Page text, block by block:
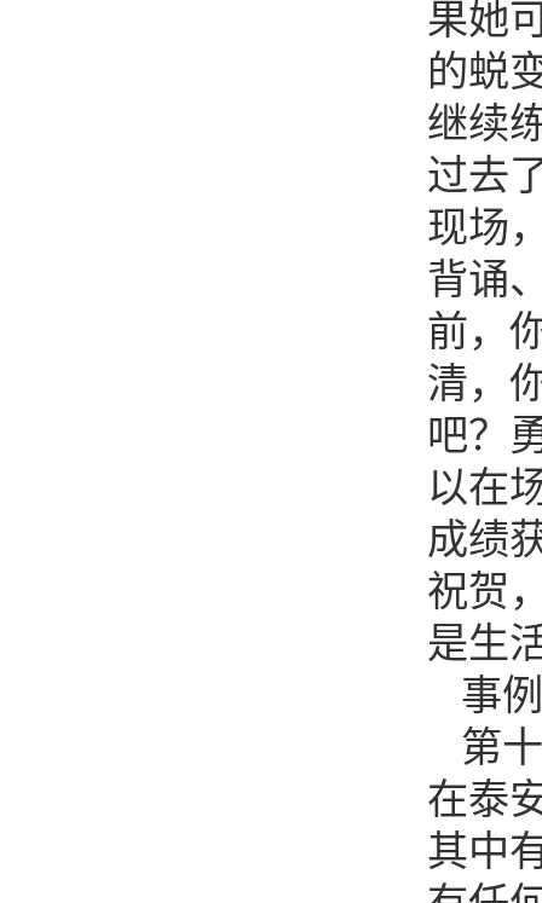
果她
的蜕
继续
过去
现场
背诵
前，
清，
吧？
以在
成绩
祝贺
是生
事
第
在泰
其中